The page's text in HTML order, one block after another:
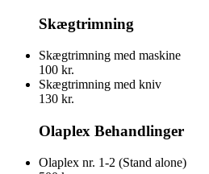
Skægtrimning
Skægtrimning med maskine
100 kr.
Skægtrimning med kniv
130 kr.
Olaplex Behandlinger
Olaplex nr. 1-2 (Stand alone)